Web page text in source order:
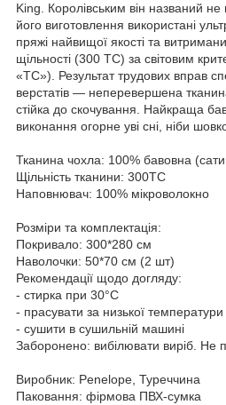
King. Королівським він названий
його виготовлення використані
пряжі найвищої якості та
щільності (300 ТС) за світовим
«TC»). Результат трудових вправ
верстатів — неперевершена
стійка до скочування. Найкраща
виконання огорне уві сні, ніби
Тканина чохла: 100% бавовна
Щільність тканини: 300TC
Наповнювач: 100% мікроволокно
Розміри та комплектація:
Покривало: 300*280 см
Наволочки: 50*70 см (2 шт)
Рекомендації щодо догляду:
- стирка при 30°C
- прасувати за низької температури
- сушити в сушильній машині
Заборонено: вибілювати виріб. Не
Виробник: Penelope, Туреччина
Паковання: фірмова ПВХ-сумка